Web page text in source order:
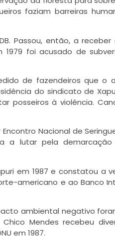
faziam barreiras
Passou, então, a
foi acusado de
de fazendeiros que o
do sindicato de
posseiros à violência.
Nacional de
a lutar pela demarcação
em 1987 e constatou a
americano e ao Banco
ambiental negativo
Mendes recebeu
em 1987.